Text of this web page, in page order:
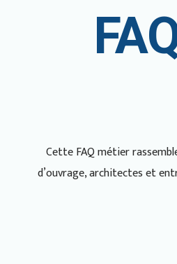
Cette FAQ métier
d’ouvrage, architectes et